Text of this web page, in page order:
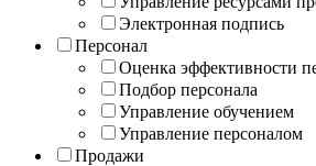
Электронная подпись
Персонал
Оценка эффективности
Подбор персонала
Управление обучением
Управление персоналом
Продажи